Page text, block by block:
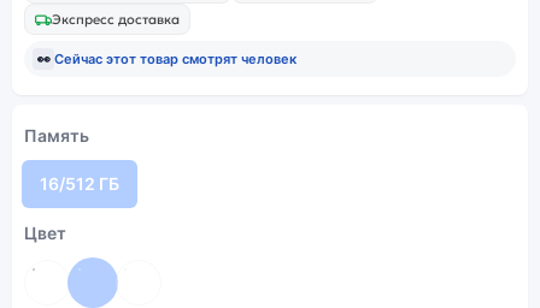
Экспресс доставка
👀 Сейчас этот товар смотрят человек
Память
16/512 ГБ
Цвет